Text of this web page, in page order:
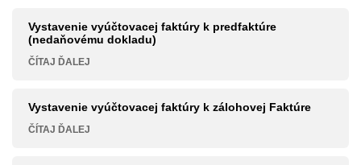
Vystavenie vyúčtovacej faktúry k predfaktúre
(nedaňovému dokladu)
ČÍTAJ ĎALEJ
Vystavenie vyúčtovacej faktúry k zálohovej Faktúre
ČÍTAJ ĎALEJ